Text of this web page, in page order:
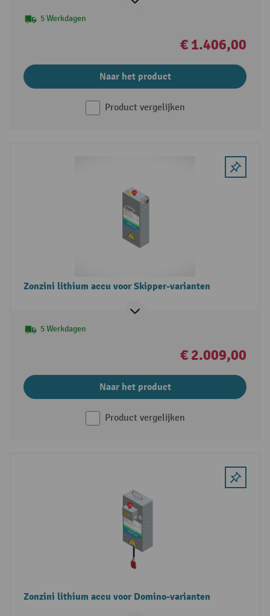
5 Werkdagen
€ 1.406,00
Naar het product
Product vergelijken
Zonzini lithium accu voor Skipper-varianten
5 Werkdagen
€ 2.009,00
Naar het product
Product vergelijken
Zonzini lithium accu voor Domino-varianten